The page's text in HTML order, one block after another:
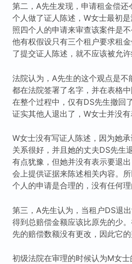
第二，A先生发现，申请租金偿还
个人做了证人陈述，W女士最初
照四个人的申请来审查该案件是
他有权假设只有三个租户要求租
了提交证人陈述，就不应该被允许
法院认为，A先生的这个观点是不
都在法院签署了名字，并在表格中
在整个过程中，仅有DS先生撤回
证实其他人退出了，W女士并没有
W女士没有写证人陈述，因为她
关系很好，并且她的丈夫DS先生
有点犹豫，但她并没有表示要退
会上提供证据来陈述相关内容。
个人的申请是合理的，没有任何理
第三，A先生认为，当租户DS退
得到总赔偿金额应该比原先的少
先的赔偿数额没有更改，因此它的
初级法院在审理的时候认为M女